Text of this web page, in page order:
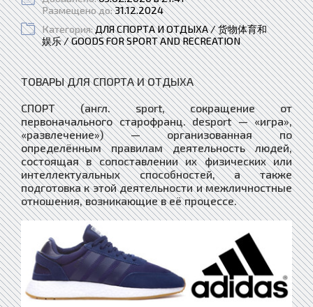
Размещено до:31.12.2024
Категория:ДЛЯ СПОРТА И ОТДЫХА / 货物体育和
娱乐 / GOODS FOR SPORT AND RECREATION
ТОВАРЫ ДЛЯ СПОРТА И ОТДЫХА
СПОРТ (англ. sport, сокращение от
первоначального старофранц. desport — «игра»,
«развлечение») — организованная по
определённым правилам деятельность людей,
состоящая в сопоставлении их физических или
интеллектуальных способностей, а также
подготовка к этой деятельности и межличностные
отношения, возникающие в её процессе.